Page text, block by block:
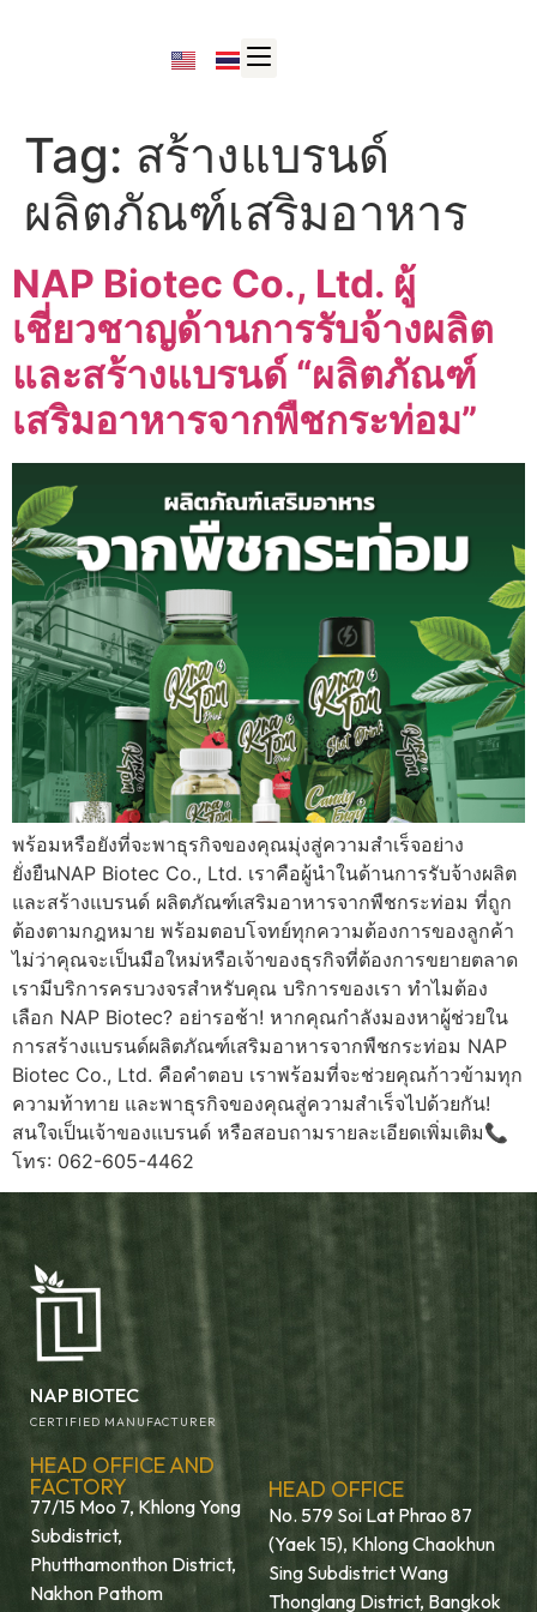
Tag: สร้างแบรนด์
ผลิตภัณฑ์เสริมอาหาร
NAP Biotec Co., Ltd. ผู้
เชี่ยวชาญด้านการรับจ้างผลิต
และสร้างแบรนด์ “ผลิตภัณฑ์
เสริมอาหารจากพืชกระท่อม”
พร้อมหรือยังที่จะพาธุรกิจของคุณมุ่งสู่ความสำเร็จอย่าง
ยั่งยืนNAP Biotec Co., Ltd. เราคือผู้นำในด้านการรับจ้างผลิต
และสร้างแบรนด์ ผลิตภัณฑ์เสริมอาหารจากพืชกระท่อม ที่ถูก
ต้องตามกฎหมาย พร้อมตอบโจทย์ทุกความต้องการของลูกค้า
ไม่ว่าคุณจะเป็นมือใหม่หรือเจ้าของธุรกิจที่ต้องการขยายตลาด
เรามีบริการครบวงจรสำหรับคุณ บริการของเรา ทำไมต้อง
เลือก NAP Biotec? อย่ารอช้า! หากคุณกำลังมองหาผู้ช่วยใน
การสร้างแบรนด์ผลิตภัณฑ์เสริมอาหารจากพืชกระท่อม NAP
Biotec Co., Ltd. คือคำตอบ เราพร้อมที่จะช่วยคุณก้าวข้ามทุก
ความท้าทาย และพาธุรกิจของคุณสู่ความสำเร็จไปด้วยกัน!
สนใจเป็นเจ้าของแบรนด์ หรือสอบถามรายละเอียดเพิ่มเติม📞
โทร: 062-605-4462
NAP BIOTEC
CERTIFIED MANUFACTURER
HEAD OFFICE AND
FACTORY
77/15 Moo 7, Khlong Yong
Subdistrict,
Phutthamonthon District,
Nakhon Pathom
HEAD OFFICE
No. 579 Soi Lat Phrao 87
(Yaek 15), Khlong Chaokhun
Sing Subdistrict Wang
Thonglang District, Bangkok